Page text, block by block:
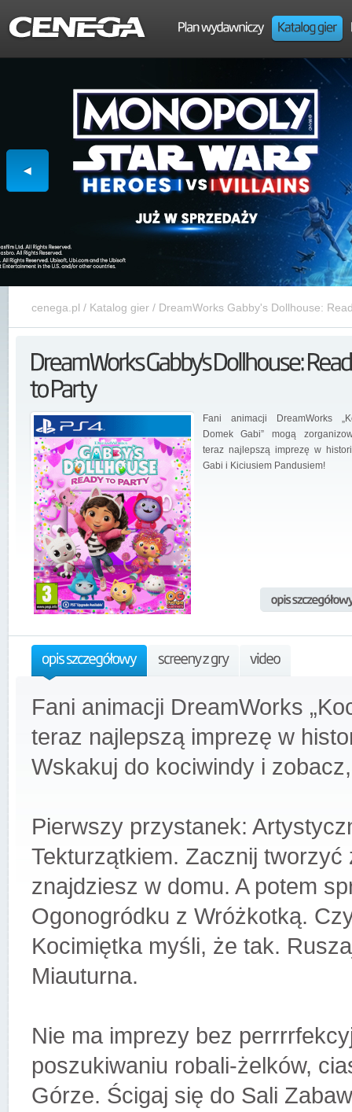
cenega.pl / Katalog gier/ DreamWorks Gabby's Dollhouse:
Fani animacji DreamWorks
Domek Gabi” mogą
teraz najlepszą imprezę w
Gabi i Kiciusiem Pandusiem!
Fani animacji DreamWorks
teraz najlepszą imprezę w
Wskakuj do kociwindy i
Pierwszy przystanek:
Tekturzątkiem. Zacznij
znajdziesz w domu. A potem
Ogonogródku z Wróżkotką.
Kocimiętka myśli, że tak.
Miauturna.
Nie ma imprezy bez
poszukiwaniu robali-żelków,
Górze. Ścigaj się do Sali